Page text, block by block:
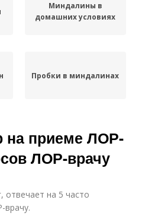
Миндалины в
домашних условиях
Пробки в миндалинах
на приеме ЛОР-
ЛОР-врачу
отвечает на 5 часто
врачу.